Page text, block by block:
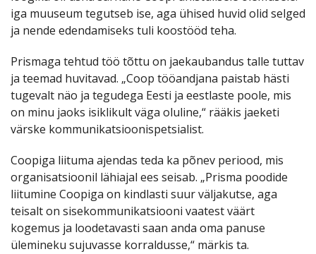
iga muuseum tegutseb ise, aga ühised huvid olid selged
ja nende edendamiseks tuli koostööd teha.
Prismaga tehtud töö tõttu on jaekaubandus talle tuttav
ja teemad huvitavad. „Coop tööandjana paistab hästi
tugevalt näo ja tegudega Eesti ja eestlaste poole, mis
on minu jaoks isiklikult väga oluline,“ rääkis jaeketi
värske kommunikatsioonispetsialist.
Coopiga liituma ajendas teda ka põnev periood, mis
organisatsioonil lähiajal ees seisab. „Prisma poodide
liitumine Coopiga on kindlasti suur väljakutse, aga
teisalt on sisekommunikatsiooni vaatest väärt
kogemus ja loodetavasti saan anda oma panuse
ülemineku sujuvasse korraldusse,“ märkis ta.